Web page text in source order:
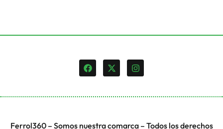
Ferrol360 – Somos nuestra comarca – Todos los derechos